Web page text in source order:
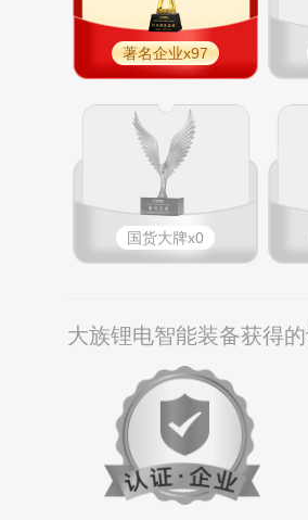
著名企业x97
国货大牌x0
大族锂电智能装备获得的